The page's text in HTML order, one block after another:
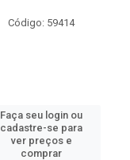
Código: 59414
Faça seu login ou
cadastre-se para
ver preços e
comprar